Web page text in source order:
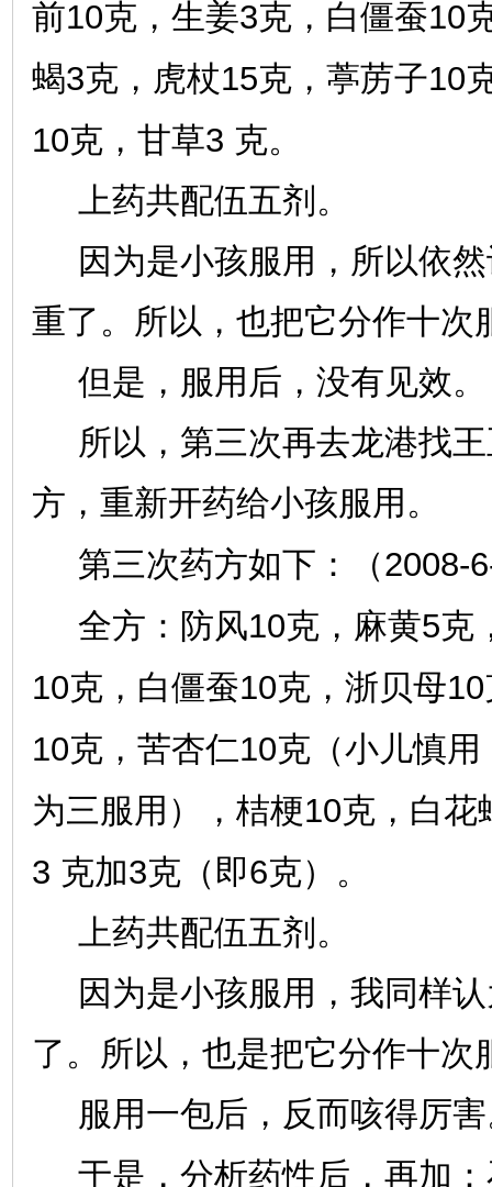
前10克，生姜3克，白僵蚕10
蝎3克，虎杖15克，葶苈子10
10克，甘草3 克。
上药共配伍五剂。
因为是小孩服用，所以依
重了。所以，也把它分作十次
但是，服用后，没有见效。
所以，第三次再去龙港找
方，重新开药给小孩服用。
第三次药方如下：（2008-
全方：防风10克，麻黄5克
10克，白僵蚕10克，浙贝母10
10克，苦杏仁10克（小儿慎
为三服用），桔梗10克，白花
3 克加3克（即6克）。
上药共配伍五剂。
因为是小孩服用，我同样
了。所以，也是把它分作十次
服用一包后，反而咳得厉
于是，分析药性后，再加